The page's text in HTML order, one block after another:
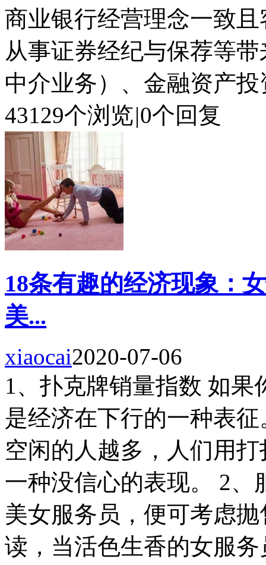
商业银行经营理念一致
从事证券经纪与保荐等
中介业务）、金融资产
43129个浏览|0个回复
18条有趣的经济现象：
美...
xiaocai2020-07-06
1、扑克牌销量指数 如
是经济在下行的一种表
空闲的人越多，人们用
一种没信心的表现。 2、
美女服务员，便可考虑
读，当活色生香的女服务